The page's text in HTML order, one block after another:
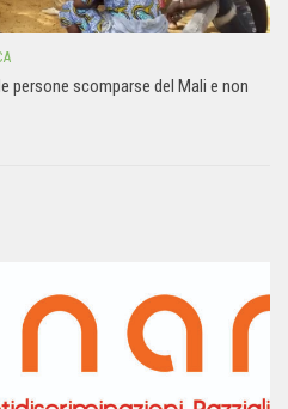
persone scomparse del Mali e non